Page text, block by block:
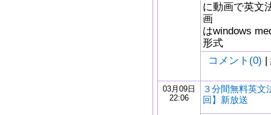
に動画で英文
画
はwindows
形式
コメント(0) |
03月09日
22:06
３分間無料英文
回】新放送